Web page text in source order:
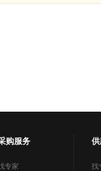
购服务
专家
找